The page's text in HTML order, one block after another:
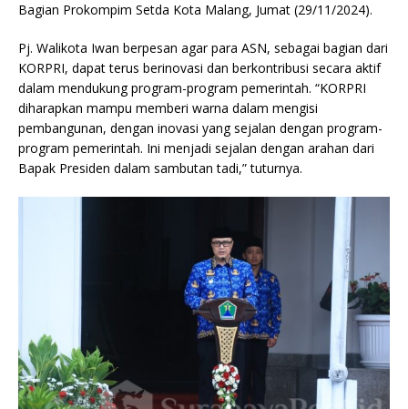
Bagian Prokompim Setda Kota Malang, Jumat (29/11/2024).
Pj. Walikota Iwan berpesan agar para ASN, sebagai bagian dari
KORPRI, dapat terus berinovasi dan berkontribusi secara aktif
dalam mendukung program-program pemerintah. “KORPRI
diharapkan mampu memberi warna dalam mengisi
pembangunan, dengan inovasi yang sejalan dengan program-
program pemerintah. Ini menjadi sejalan dengan arahan dari
Bapak Presiden dalam sambutan tadi,” tuturnya.